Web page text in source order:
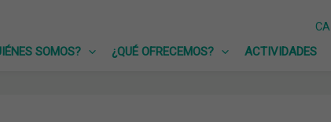
CA
SOMOS? ¿QUÉ OFRECEMOS? ACTIVIDADES